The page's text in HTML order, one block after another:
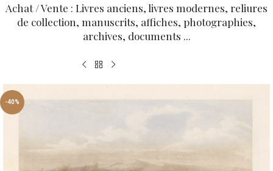
Achat / Vente : Livres anciens, livres modernes, reliures
de collection, manuscrits, affiches, photographies,
archives, documents ...
-40%